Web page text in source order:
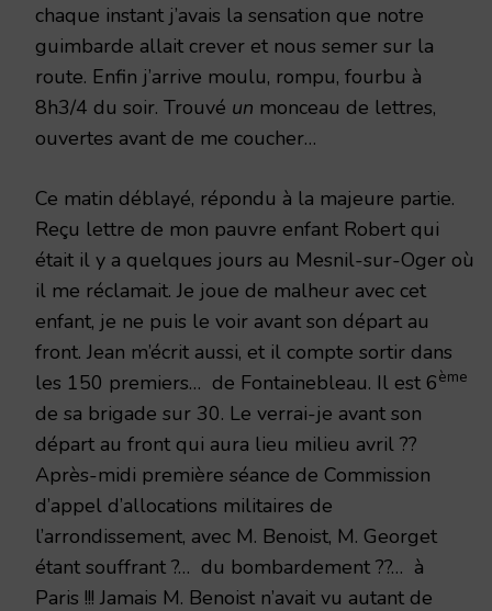
chaque instant j’avais la sensation que notre
guimbarde allait crever et nous semer sur la
route. Enfin j’arrive moulu, rompu, fourbu à
8h3/4 du soir. Trouvé un monceau de lettres,
ouvertes avant de me coucher…
Ce matin déblayé, répondu à la majeure partie.
Reçu lettre de mon pauvre enfant Robert qui
était il y a quelques jours au Mesnil-sur-Oger où
il me réclamait. Je joue de malheur avec cet
enfant, je ne puis le voir avant son départ au
front. Jean m’écrit aussi, et il compte sortir dans
les 150 premiers… de Fontainebleau. Il est 6ème
de sa brigade sur 30. Le verrai-je avant son
départ au front qui aura lieu milieu avril ??
Après-midi première séance de Commission
d’appel d’allocations militaires de
l’arrondissement, avec M. Benoist, M. Georget
étant souffrant ?… du bombardement ??… à
Paris !!! Jamais M. Benoist n’avait vu autant de